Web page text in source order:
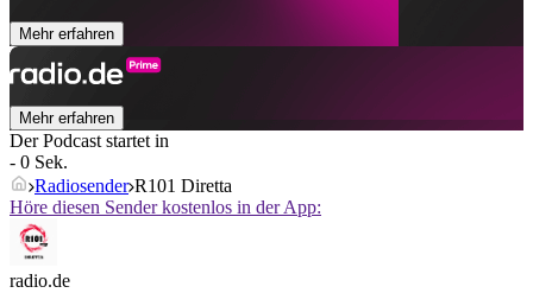
Mehr erfahren
Mehr erfahren
Der Podcast startet in
- 0 Sek.
Radiosender R101 Diretta
Höre diesen Sender kostenlos in der App:
radio.de